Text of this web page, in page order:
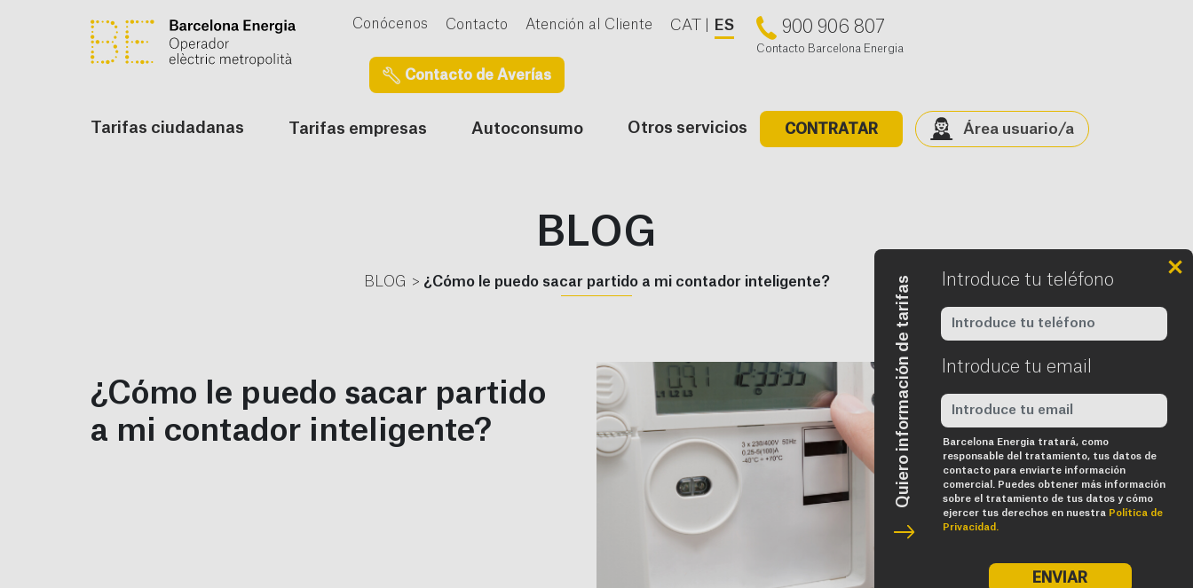
Conócenos Contacto Atención al Cliente CAT ES 900 906 807
Contacto Barcelona Energia
Contacto de Averías
Tarifas ciudadanas Tarifas empresas Autoconsumo Otros servicios CONTRATAR Área usuario/a
Quiero información de tarifas Introduce tu teléfono
Introduce tu email
Barcelona Energia tratará, como
responsable del tratamiento, tus datos de
contacto para enviarte información
comercial. Puedes obtener más información
sobre el tratamiento de tus datos y cómo
ejercer tus derechos en nuestra Política de
Privacidad.
ENVIAR
BLOG
BLOG ¿Cómo le puedo sacar partido a mi contador inteligente?
¿Cómo le puedo sacar partido
a mi contador inteligente?